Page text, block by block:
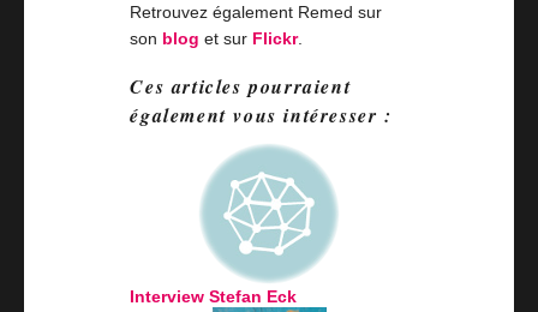
Retrouvez également Remed sur
son blog et sur Flickr.
Ces articles pourraient
également vous intéresser :
Interview Stefan Eck